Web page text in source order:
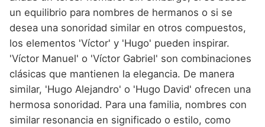
un equilibrio para nombres de hermanos o si se
desea una sonoridad similar en otros compuestos,
los elementos 'Víctor' y 'Hugo' pueden inspirar.
'Víctor Manuel' o 'Víctor Gabriel' son combinaciones
clásicas que mantienen la elegancia. De manera
similar, 'Hugo Alejandro' o 'Hugo David' ofrecen una
hermosa sonoridad. Para una familia, nombres con
similar resonancia en significado o estilo, como